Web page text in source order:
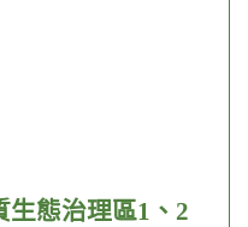
生態治理區1、2